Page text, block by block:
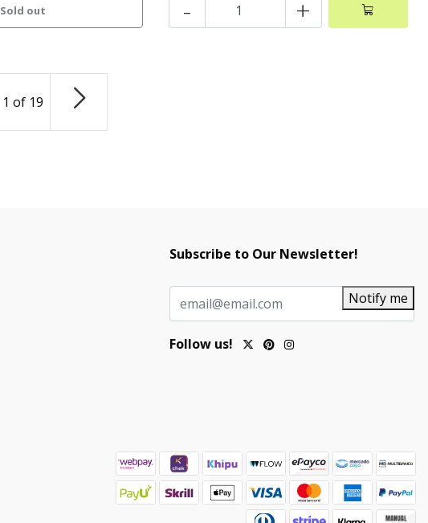
Sold out - +
1 of 19
Subscribe to Our Newsletter!
Notify me
Follow us!